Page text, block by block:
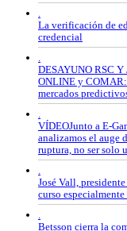
.
La verificación de
credencial
.
DESAYUNO RSC
ONLINE y
mercados
.
VÍDEOJunto a E-
analizamos el auge
ruptura, no ser solo
.
José Vall,
curso
.
Betsson cierra la